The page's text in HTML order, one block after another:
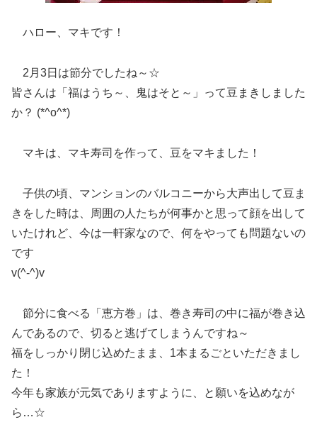
ハロー、マキです！
2月3日は節分でしたね～☆
皆さんは「福はうち～、鬼はそと～」って豆まきしました
か？ (*^o^*)
マキは、マキ寿司を作って、豆をマキました！
子供の頃、マンションのバルコニーから大声出して豆ま
きをした時は、周囲の人たちが何事かと思って顔を出して
いたけれど、今は一軒家なので、何をやっても問題ないの
です
v(^-^)v
節分に食べる「恵方巻」は、巻き寿司の中に福が巻き込
んであるので、切ると逃げてしまうんですね～
福をしっかり閉じ込めたまま、1本まるごといただきまし
た！
今年も家族が元気でありますように、と願いを込めなが
ら…☆